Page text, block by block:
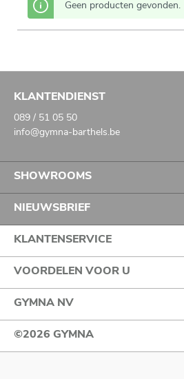
Geen producten gevonden.
KLANTENDIENST
089 / 51 05 50
info@gymna-barthels.be
SHOWROOMS
NIEUWSBRIEF
KLANTENSERVICE
VOORDELEN VOOR U
GYMNA NV
©2026 GYMNA